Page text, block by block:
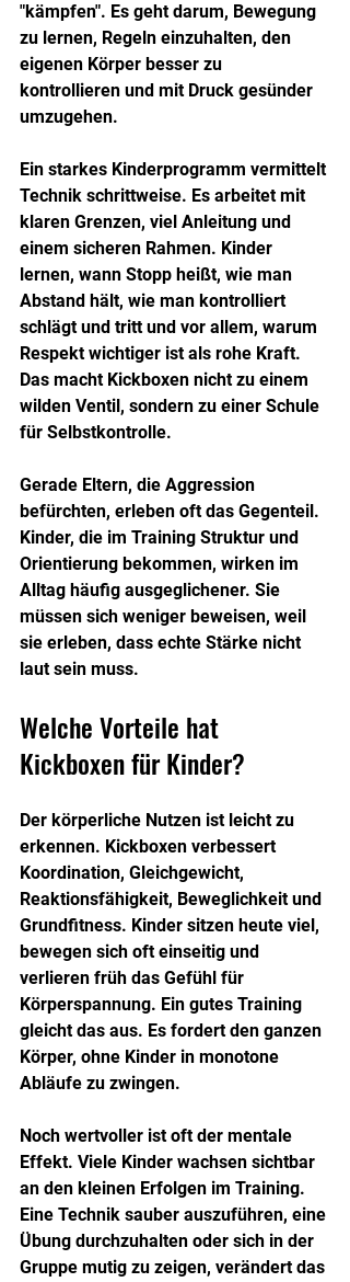
"kämpfen". Es geht darum, Bewegung
zu lernen, Regeln einzuhalten, den
eigenen Körper besser zu
kontrollieren und mit Druck gesünder
umzugehen.
Ein starkes Kinderprogramm vermittelt
Technik schrittweise. Es arbeitet mit
klaren Grenzen, viel Anleitung und
einem sicheren Rahmen. Kinder
lernen, wann Stopp heißt, wie man
Abstand hält, wie man kontrolliert
schlägt und tritt und vor allem, warum
Respekt wichtiger ist als rohe Kraft.
Das macht Kickboxen nicht zu einem
wilden Ventil, sondern zu einer Schule
für Selbstkontrolle.
Gerade Eltern, die Aggression
befürchten, erleben oft das Gegenteil.
Kinder, die im Training Struktur und
Orientierung bekommen, wirken im
Alltag häufig ausgeglichener. Sie
müssen sich weniger beweisen, weil
sie erleben, dass echte Stärke nicht
laut sein muss.
Welche Vorteile hat
Kickboxen für Kinder?
Der körperliche Nutzen ist leicht zu
erkennen. Kickboxen verbessert
Koordination, Gleichgewicht,
Reaktionsfähigkeit, Beweglichkeit und
Grundfitness. Kinder sitzen heute viel,
bewegen sich oft einseitig und
verlieren früh das Gefühl für
Körperspannung. Ein gutes Training
gleicht das aus. Es fordert den ganzen
Körper, ohne Kinder in monotone
Abläufe zu zwingen.
Noch wertvoller ist oft der mentale
Effekt. Viele Kinder wachsen sichtbar
an den kleinen Erfolgen im Training.
Eine Technik sauber auszuführen, eine
Übung durchzuhalten oder sich in der
Gruppe mutig zu zeigen, verändert das